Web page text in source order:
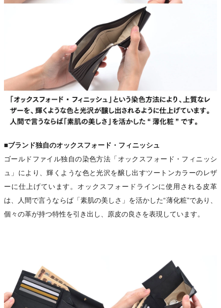
■ブランド独自のオックスフォード・フィニッシュ
ゴールドファイル独自の染色方法「オックスフォード・フィニッシ
ュ」により、輝くような色と光沢を醸し出すツートンカラーのレザ
ーに仕上げています。オックスフォードラインに使用される皮革
は、人間で言うならば「素肌の美しさ」を活かした“薄化粧”であり、
個々の革が持つ特性を引き出し、原皮の良さを表現しています。